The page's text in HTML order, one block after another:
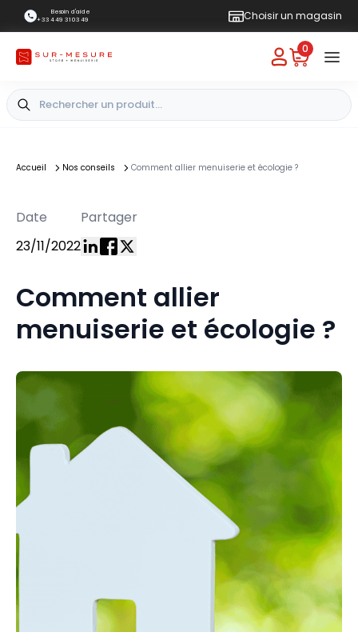
Besoin d'aide
+33 4 49 31 03 49
Choisir un magasin
0
Accueil Nos conseils Comment allier menuiserie et écologie ?
Date
23/11/2022
Partager
Comment allier
menuiserie et écologie ?